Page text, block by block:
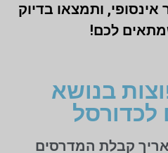
ותמצאו בדיוק
לכם!
בנושא
לכדורסל
יום מתאריך קבלת המדרסים